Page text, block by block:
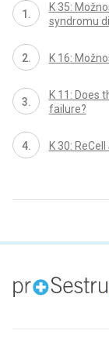
K 35:
syndromu
K 16:
K 11: Does
failure?
K 30:
proLékaře.cz